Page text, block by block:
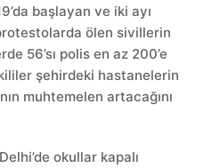
başlayan ve iki ayı
ölen sivillerin
56’sı polis en az 200’e
şehirdeki hastanelerin
muhtemelen artacağını
okullar kapalı